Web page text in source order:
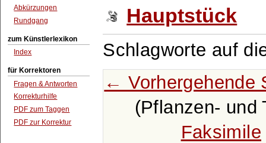
Abkürzungen
Rundgang
zum Künstlerlexikon
Index
für Korrektoren
Fragen & Antworten
Korrekturhilfe
PDF zum Taggen
PDF zur Korrektur
Hauptstück
Schlagworte auf
← Vorhergehende
(Pflanzen- und
Faksimile